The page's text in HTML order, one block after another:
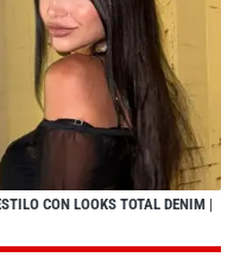
CON LOOKS TOTAL DENIM |